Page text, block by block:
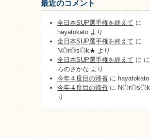
最近のコメント
全日本SUP選手権を終えて に
hayatokato より
全日本SUP選手権を終えて に
N◎r◎s◎k★ より
全日本SUP選手権を終えて に
ろのさかな より
今年４度目の帰省 に hayatokato
今年４度目の帰省 に
り